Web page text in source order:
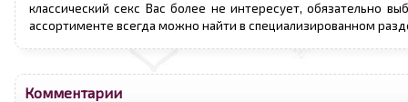
классический секс Вас более не интересует, обязательно
ассортименте всегда можно найти в специализированном
Комментарии